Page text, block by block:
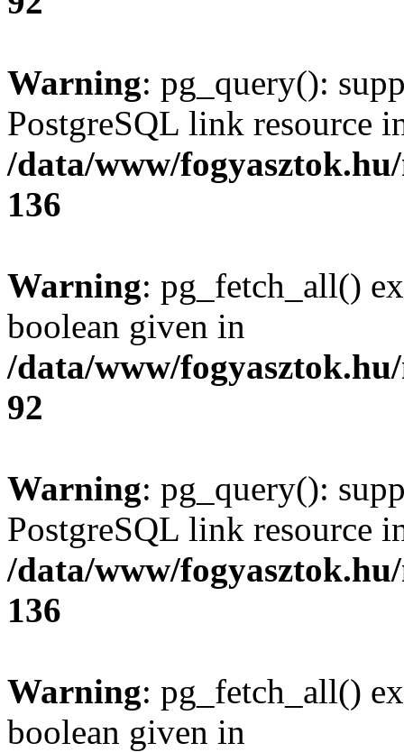
Warning: pg_query():
PostgreSQL link resource
/data/www/
136
Warning: pg_fetch_all()
boolean given in
/data/www/
92
Warning: pg_query():
PostgreSQL link resource
/data/www/
136
Warning: pg_fetch_all()
boolean given in